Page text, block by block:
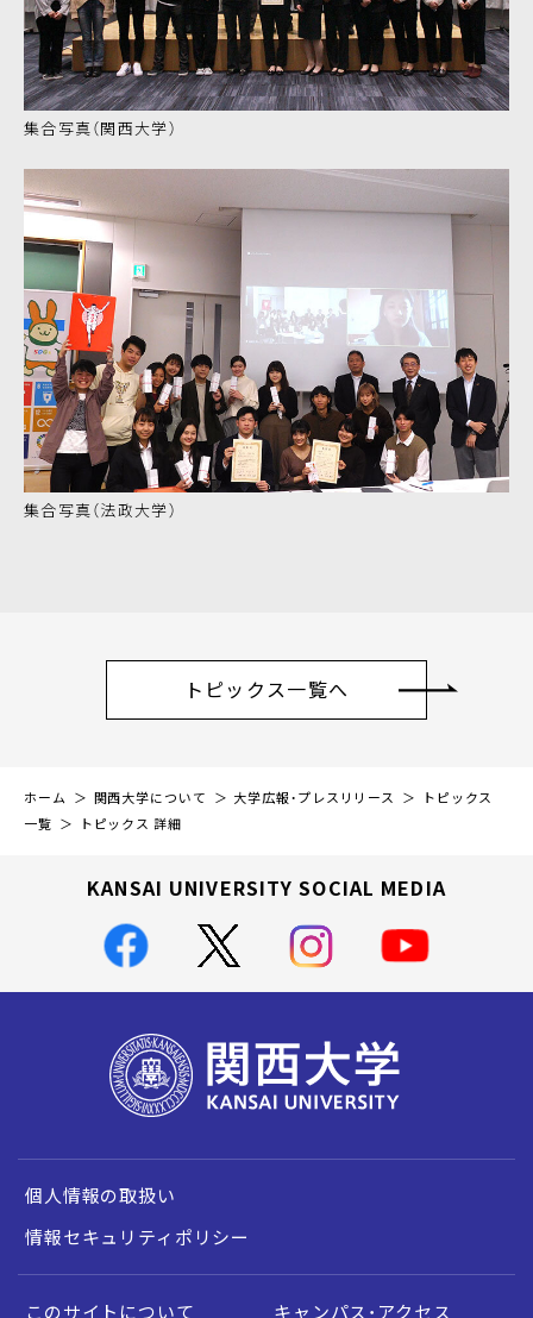
集合写真（関西大学）
集合写真（法政大学）
トピックス一覧へ
ホーム 関西大学について 大学広報・プレスリリース
トピックス
一覧
トピックス 詳細
KANSAI UNIVERSITY SOCIAL MEDIA
個人情報の取扱い
情報セキュリティポリシー
このサイトについて キャンパス・アクセス